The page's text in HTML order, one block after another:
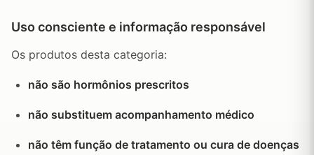
Uso consciente e informação responsável
Os produtos desta categoria:
não são hormônios prescritos
não substituem acompanhamento médico
não têm função de tratamento ou cura de doenças